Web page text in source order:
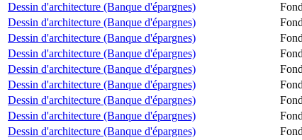
Dessin d'architecture (Banque d'épargnes)
Dessin d'architecture (Banque d'épargnes)
Dessin d'architecture (Banque d'épargnes)
Dessin d'architecture (Banque d'épargnes)
Dessin d'architecture (Banque d'épargnes)
Dessin d'architecture (Banque d'épargnes)
Dessin d'architecture (Banque d'épargnes)
Dessin d'architecture (Banque d'épargnes)
Dessin d'architecture (Banque d'épargnes)